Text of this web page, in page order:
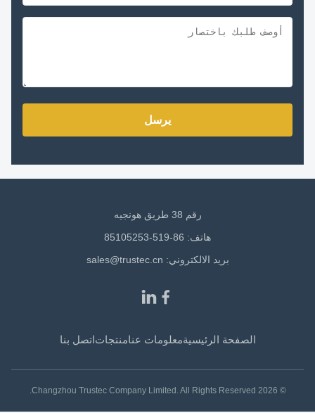
يرسل
هاتف: 86-519-85105253
بريد الالكتروني: sales@trustec.cn
الصفحة الرئيسيةمعلومات عنامنتجاتاتصل بنا